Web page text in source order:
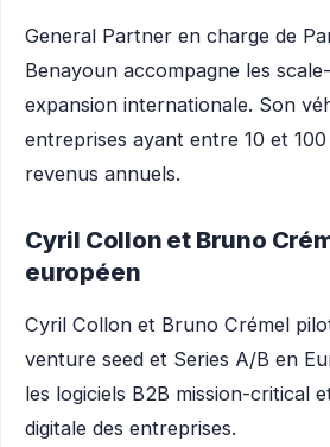
General Partner en charge de
Benayoun accompagne les
expansion internationale. Son
entreprises ayant entre 10 et
revenus annuels.
Cyril Collon et Bruno
européen
Cyril Collon et Bruno Crémel
venture seed et Series A/B en
les logiciels B2B mission-critical
digitale des entreprises.